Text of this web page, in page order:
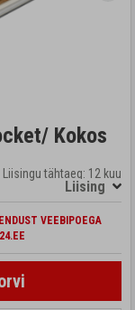
Kokos
Liisingu tähtaeg: 12 kuu
Liising
VEEBIPOEGA